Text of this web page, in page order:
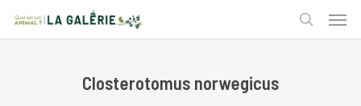
main
search
Closterotomus norwegicus